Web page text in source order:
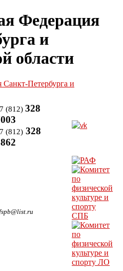
Федерация
и
области
(812) 328
(812) 328